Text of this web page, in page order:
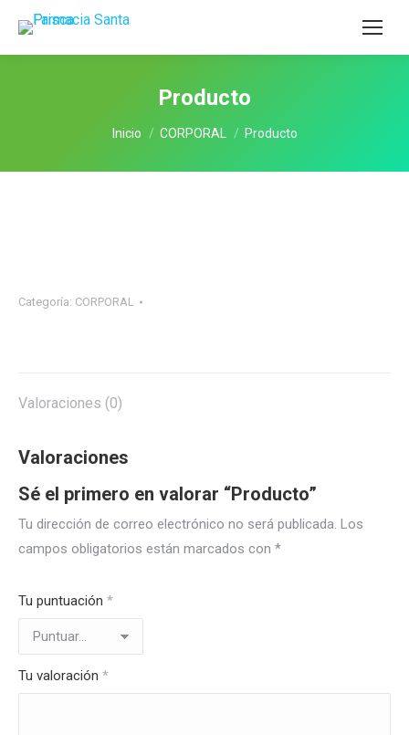
Producto
Estás aquí:
Inicio CORPORAL Producto
Categoría: CORPORAL
Valoraciones (0)
Valoraciones
Sé el primero en valorar “Producto”
Tu dirección de correo electrónico no será publicada. Los
campos obligatorios están marcados con *
Tu puntuación *
Tu valoración *